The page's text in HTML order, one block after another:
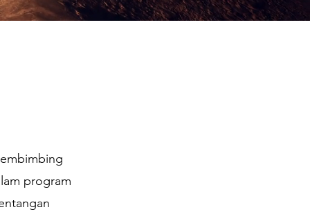
program